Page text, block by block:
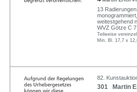
13
weitestgehend
WVZ Götze C 7
Teilweise
Min. Bl. 17,7 x
82.
301 Martin